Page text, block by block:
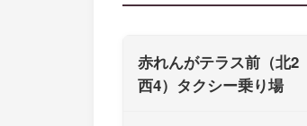
赤れんがテラス前（北2
西4）タクシー乗り場